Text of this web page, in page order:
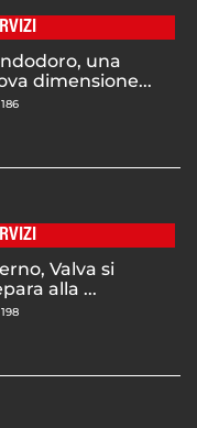
una
dimensione...
186
Valva si
alla ...
198